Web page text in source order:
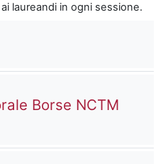
laureandi in ogni sessione.
Borse NCTM